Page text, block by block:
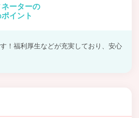
ネーターの
イント
！福利厚生などが充実しており、安心